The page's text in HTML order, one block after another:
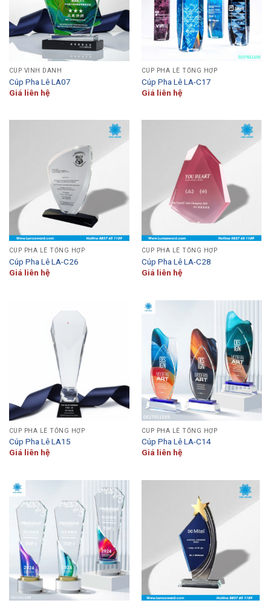
CÚP VINH DANH
Cúp Pha Lê LA07
Giá liên hệ
CÚP PHA LÊ TỔNG HỢP
Cúp Pha Lê LA-C17
Giá liên hệ
CÚP PHA LÊ TỔNG HỢP
Cúp Pha Lê LA-C26
Giá liên hệ
CÚP PHA LÊ TỔNG HỢP
Cúp Pha Lê LA-C28
Giá liên hệ
CÚP PHA LÊ TỔNG HỢP
Cúp Pha Lê LA15
Giá liên hệ
CÚP PHA LÊ TỔNG HỢP
Cúp Pha Lê LA-C14
Giá liên hệ